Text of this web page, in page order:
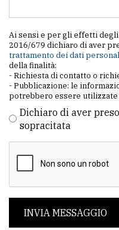
Ai sensi e per gli effetti degli
2016/679 dichiaro di aver
trattamento dei dati
della finalità:
- Richiesta di contatto o
- Pubblicazione: le
potrebbero essere
Dichiaro di aver
sopracitata
INVIA MESSAGGIO